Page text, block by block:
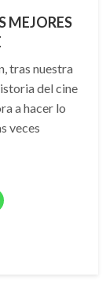
MEJORES
tras nuestra
del cine
a hacer lo
veces